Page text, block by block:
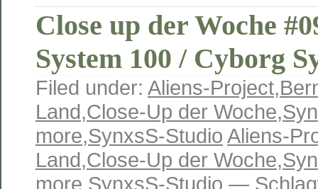
Close up der Woche
System 100 / Cyborg
Filed under: Aliens-Project,
Land,Close-Up der Woche,
more,SynxsS-Studio Aliens-
Land,Close-Up der Woche,
more,SynxsS-Studio —